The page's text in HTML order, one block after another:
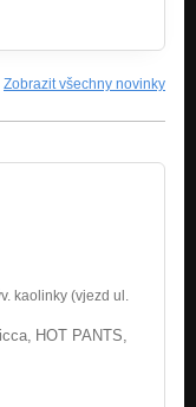
Zobrazit všechny novinky
kaolinky (vjezd ul.
HOT PANTS,